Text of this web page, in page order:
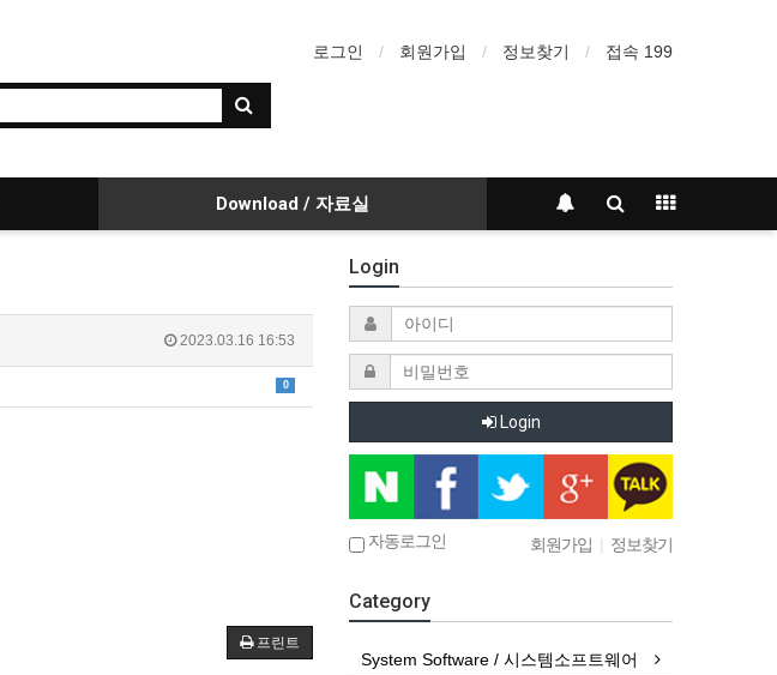
로그인 회원가입 정보찾기 접속 199
Download / 자료실
2023.03.16 16:53
0
프린트
Login
Login
자동로그인 회원가입 | 정보찾기
Category
System Software / 시스템소프트웨어